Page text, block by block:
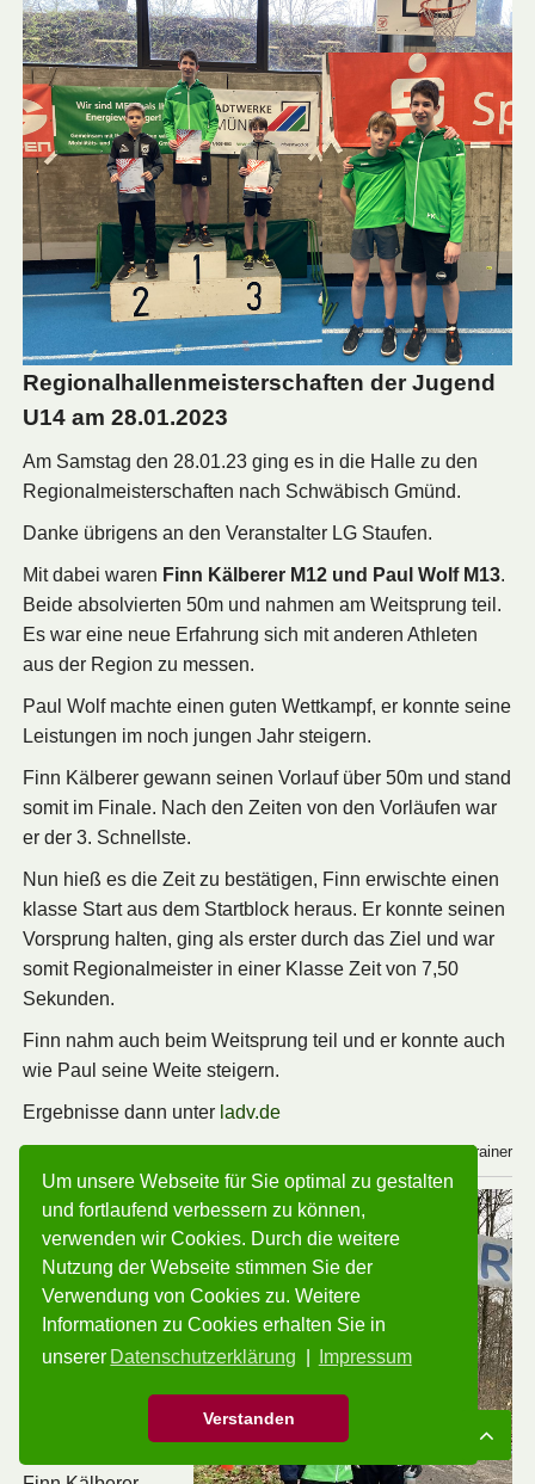
Um unsere Webseite für Sie optimal zu gestalten
und fortlaufend verbessern zu können,
verwenden wir Cookies. Durch die weitere
Nutzung der Webseite stimmen Sie der
Verwendung von Cookies zu. Weitere
Informationen zu Cookies erhalten Sie in
unserer Datenschutzerklärung Impressum
Verstanden
Regionalhallenmeisterschaften der Jugend
U14 am 28.01.2023
Am Samstag den 28.01.23 ging es in die Halle zu den
Regionalmeisterschaften nach Schwäbisch Gmünd.
Danke übrigens an den Veranstalter LG Staufen.
Mit dabei waren Finn Kälberer M12 und Paul Wolf M13.
Beide absolvierten 50m und nahmen am Weitsprung teil.
Es war eine neue Erfahrung sich mit anderen Athleten
aus der Region zu messen.
Paul Wolf machte einen guten Wettkampf, er konnte seine
Leistungen im noch jungen Jahr steigern.
Finn Kälberer gewann seinen Vorlauf über 50m und stand
somit im Finale. Nach den Zeiten von den Vorläufen war
er der 3. Schnellste.
Nun hieß es die Zeit zu bestätigen, Finn erwischte einen
klasse Start aus dem Startblock heraus. Er konnte seinen
Vorsprung halten, ging als erster durch das Ziel und war
somit Regionalmeister in einer Klasse Zeit von 7,50
Sekunden.
Finn nahm auch beim Weitsprung teil und er konnte auch
wie Paul seine Weite steigern.
Ergebnisse dann unter ladv.de
Macht weiter so euer Trainer
Winterlaufserie
Teil-1 Sa.
10.12.2022 bei
der DJK SG
Göppingen im